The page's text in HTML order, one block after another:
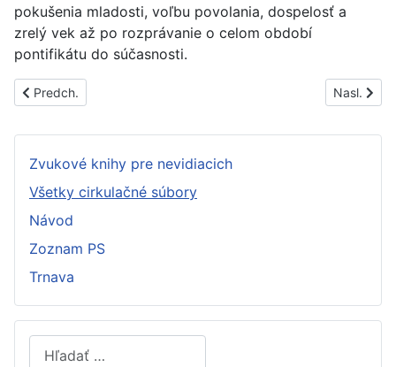
pokušenia mladosti, voľbu povolania, dospelosť a
zrelý vek až po rozprávanie o celom období
pontifikátu do súčasnosti.
Predchádzajúci článok: PS1723B
Predch. Nasl.
Zvukové knihy pre nevidiacich
Všetky cirkulačné súbory
Návod
Zoznam PS
Trnava
Hľadať